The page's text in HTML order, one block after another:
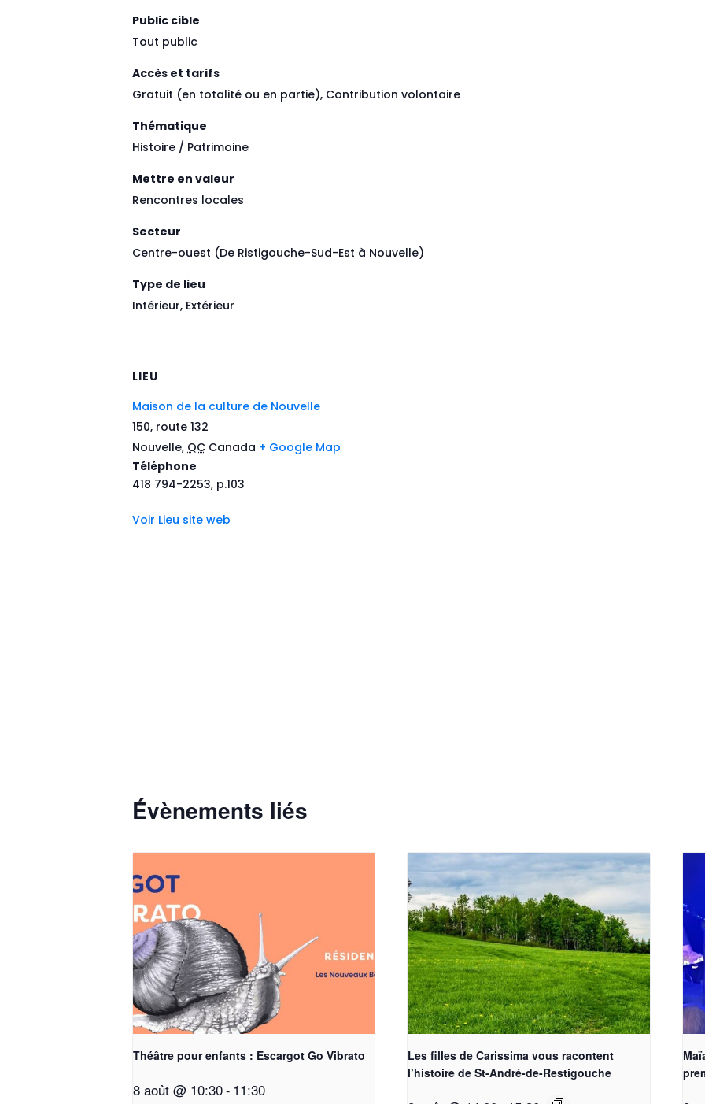
Public cible
Tout public
Accès et tarifs
Gratuit (en totalité ou en partie), Contribution volontaire
Thématique
Histoire / Patrimoine
Mettre en valeur
Rencontres locales
Secteur
Centre-ouest (De Ristigouche-Sud-Est à Nouvelle)
Type de lieu
Intérieur, Extérieur
LIEU
Maison de la culture de Nouvelle
150, route 132
Nouvelle, QC Canada + Google Map
Téléphone
418 794-2253, p.103
Voir Lieu site web
Évènements liés
Théâtre pour enfants : Escargot Go Vibrato
8 août @ 10:30- 11:30
Les filles de Carissima vous racontent
l’histoire de St-André-de-Restigouche